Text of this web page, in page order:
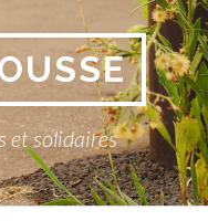
et solidaires